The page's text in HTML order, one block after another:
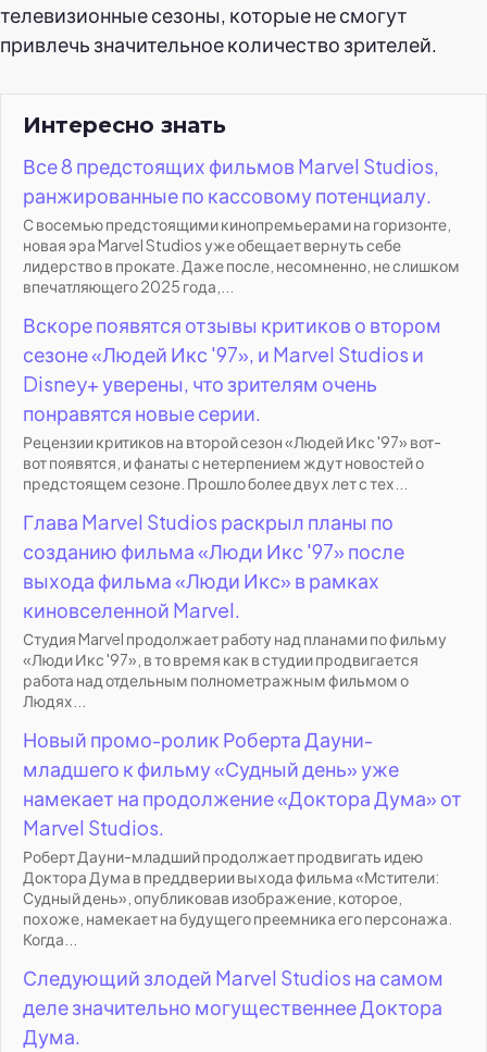
телевизионные сезоны, которые не смогут
привлечь значительное количество зрителей.
Интересно знать
Все 8 предстоящих фильмов Marvel Studios,
ранжированные по кассовому потенциалу.
С восемью предстоящими кинопремьерами на горизонте,
новая эра Marvel Studios уже обещает вернуть себе
лидерство в прокате. Даже после, несомненно, не слишком
впечатляющего 2025 года,...
Вскоре появятся отзывы критиков о втором
сезоне «Людей Икс '97», и Marvel Studios и
Disney+ уверены, что зрителям очень
понравятся новые серии.
Рецензии критиков на второй сезон «Людей Икс '97» вот-
вот появятся, и фанаты с нетерпением ждут новостей о
предстоящем сезоне. Прошло более двух лет с тех...
Глава Marvel Studios раскрыл планы по
созданию фильма «Люди Икс '97» после
выхода фильма «Люди Икс» в рамках
киновселенной Marvel.
Студия Marvel продолжает работу над планами по фильму
«Люди Икс '97», в то время как в студии продвигается
работа над отдельным полнометражным фильмом о
Людях...
Новый промо-ролик Роберта Дауни-
младшего к фильму «Судный день» уже
намекает на продолжение «Доктора Дума» от
Marvel Studios.
Роберт Дауни-младший продолжает продвигать идею
Доктора Дума в преддверии выхода фильма «Мстители:
Судный день», опубликовав изображение, которое,
похоже, намекает на будущего преемника его персонажа.
Когда...
Следующий злодей Marvel Studios на самом
деле значительно могущественнее Доктора
Дума.